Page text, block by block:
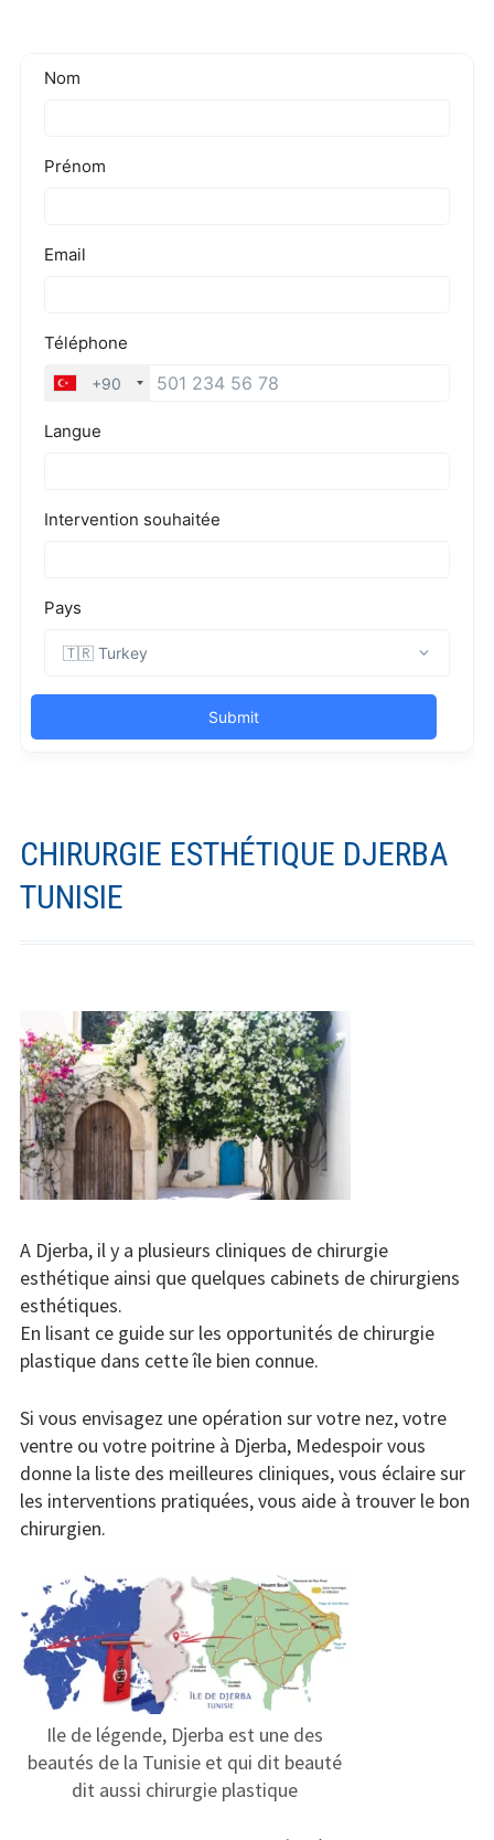
CHIRURGIE ESTHÉTIQUE DJERBA
TUNISIE
A Djerba, il y a plusieurs cliniques de chirurgie
esthétique ainsi que quelques cabinets de chirurgiens
esthétiques.
En lisant ce guide sur les opportunités de chirurgie
plastique dans cette île bien connue.
Si vous envisagez une opération sur votre nez, votre
ventre ou votre poitrine à Djerba, Medespoir vous
donne la liste des meilleures cliniques, vous éclaire sur
les interventions pratiquées, vous aide à trouver le bon
chirurgien.
Ile de légende, Djerba est une des
beautés de la Tunisie et qui dit beauté
dit aussi chirurgie plastique